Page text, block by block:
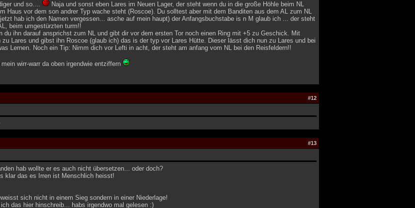
und so....
Naja und sonst eben Lares im Neuen Lager, der steht wenn du in die große Höhle beim NL
Haus vor dem son andrer Typ wache steht (Roscoe). Du solltest aber mit dem Banditen aus dem AL zum NL
hab ich den Namen vergessen... asche auf mein haupt) der Anfangsbuchstabe is n M glaub ich ... der steht
beim umgestürzten turm!!
du ihn darauf ansprichst zum NL und gibt dir vor dem ersten Tor noch einen Ring mit +5 zu Geschick. Mit
zu Lares und gibst ihn Roscoe (glaub ich) das is der typ vor Lares Hütte. Dieser lässt dich nun zu Lares und bei
Lernen. Noch ein Tip: Nimm dich vor Lefti in acht, der steht am anfang vom NL bei den Reisfeldern!!
wirr-warr da oben irgendwie entziffern
#12
#13
hab wollte er es auch nicht übersetzen... oder doch?
klar das es Irren ist Menschlich heisst!
sich nicht in einem Sieg sondern in einer Niederlage!
das hier hinschreib... habs irgendwo mal gelesen :)